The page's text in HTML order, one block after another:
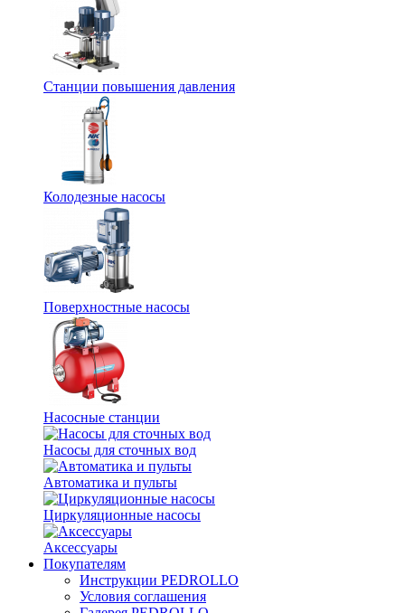
Станции повышения давления
Колодезные насосы
Поверхностные насосы
Насосные станции
Насосы для сточных вод
Автоматика и пульты
Циркуляционные насосы
Аксессуары
Покупателям
Инструкции PEDROLLO
Условия соглашения